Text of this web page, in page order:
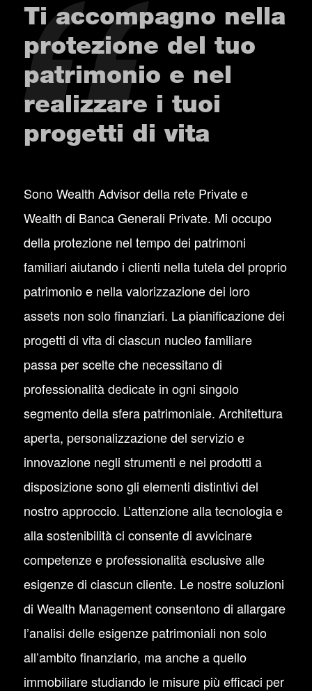
Ti accompagno nella
protezione del tuo
patrimonio e nel
realizzare i tuoi
progetti di vita
Sono Wealth Advisor della rete Private e
Wealth di Banca Generali Private. Mi occupo
della protezione nel tempo dei patrimoni
familiari aiutando i clienti nella tutela del proprio
patrimonio e nella valorizzazione dei loro
assets non solo finanziari. La pianificazione dei
progetti di vita di ciascun nucleo familiare
passa per scelte che necessitano di
professionalità dedicate in ogni singolo
segmento della sfera patrimoniale. Architettura
aperta, personalizzazione del servizio e
innovazione negli strumenti e nei prodotti a
disposizione sono gli elementi distintivi del
nostro approccio. L’attenzione alla tecnologia e
alla sostenibilità ci consente di avvicinare
competenze e professionalità esclusive alle
esigenze di ciascun cliente. Le nostre soluzioni
di Wealth Management consentono di allargare
l’analisi delle esigenze patrimoniali non solo
all’ambito finanziario, ma anche a quello
immobiliare studiando le misure più efficaci per